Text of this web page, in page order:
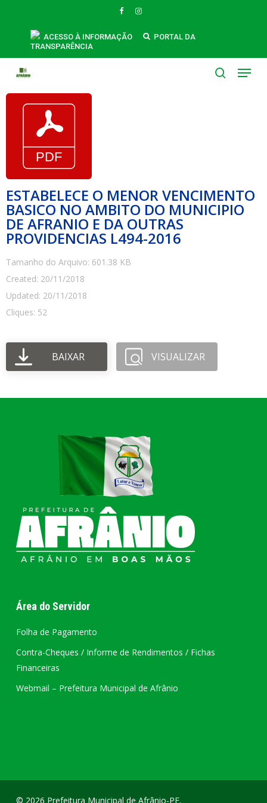
FACEBOOKINSTAGRAM
ACESSO À INFORMAÇÃO
PORTAL DA
TRANSPARÊNCIA
Menu
ESTABELECE O MENOR VENCIMENTO
BASICO NO AMBITO DO MUNICIPIO
DE AFRANIO E DA OUTRAS
PROVIDENCIAS L494-2016
Tamanho do Arquivo: 601.38 KB
Created: 20/11/2018
Updated: 20/11/2018
Cliques: 52
BAIXAR VISUALIZAR
Área do Servidor
Folha de Pagamento
Contra-Cheques / Informe de Rendimentos / Fichas
Financeiras
Webmail – Prefeitura Municipal de Afrânio
© 2026 Prefeitura Municipal de Afrânio-PE.